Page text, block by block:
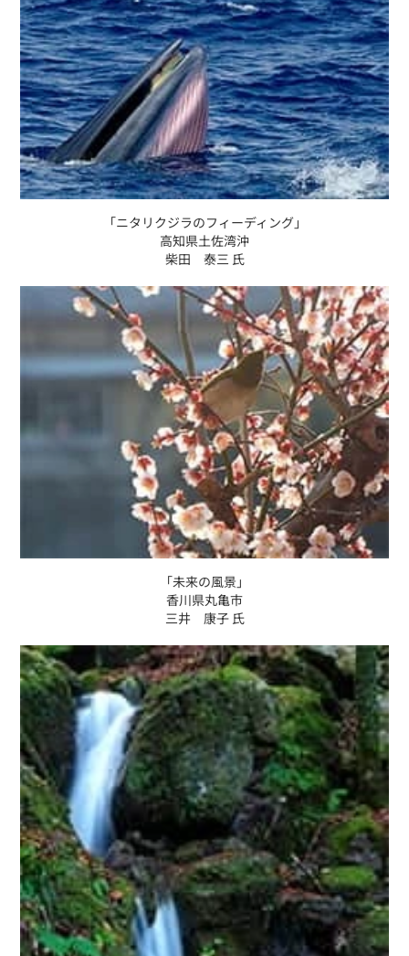
「ニタリクジラのフィーディング」
高知県土佐湾沖
柴田 泰三 氏
「未来の風景」
香川県丸亀市
三井 康子 氏